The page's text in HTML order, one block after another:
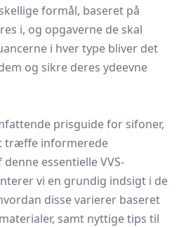
formål, baseret på
i, og opgaverne de skal
i hver type bliver det
og sikre deres ydeevne
prisguide for sifoner,
træffe informerede
essentielle VVS-
vi en grundig indsigt i de
disse varierer baseret
samt nyttige tips til